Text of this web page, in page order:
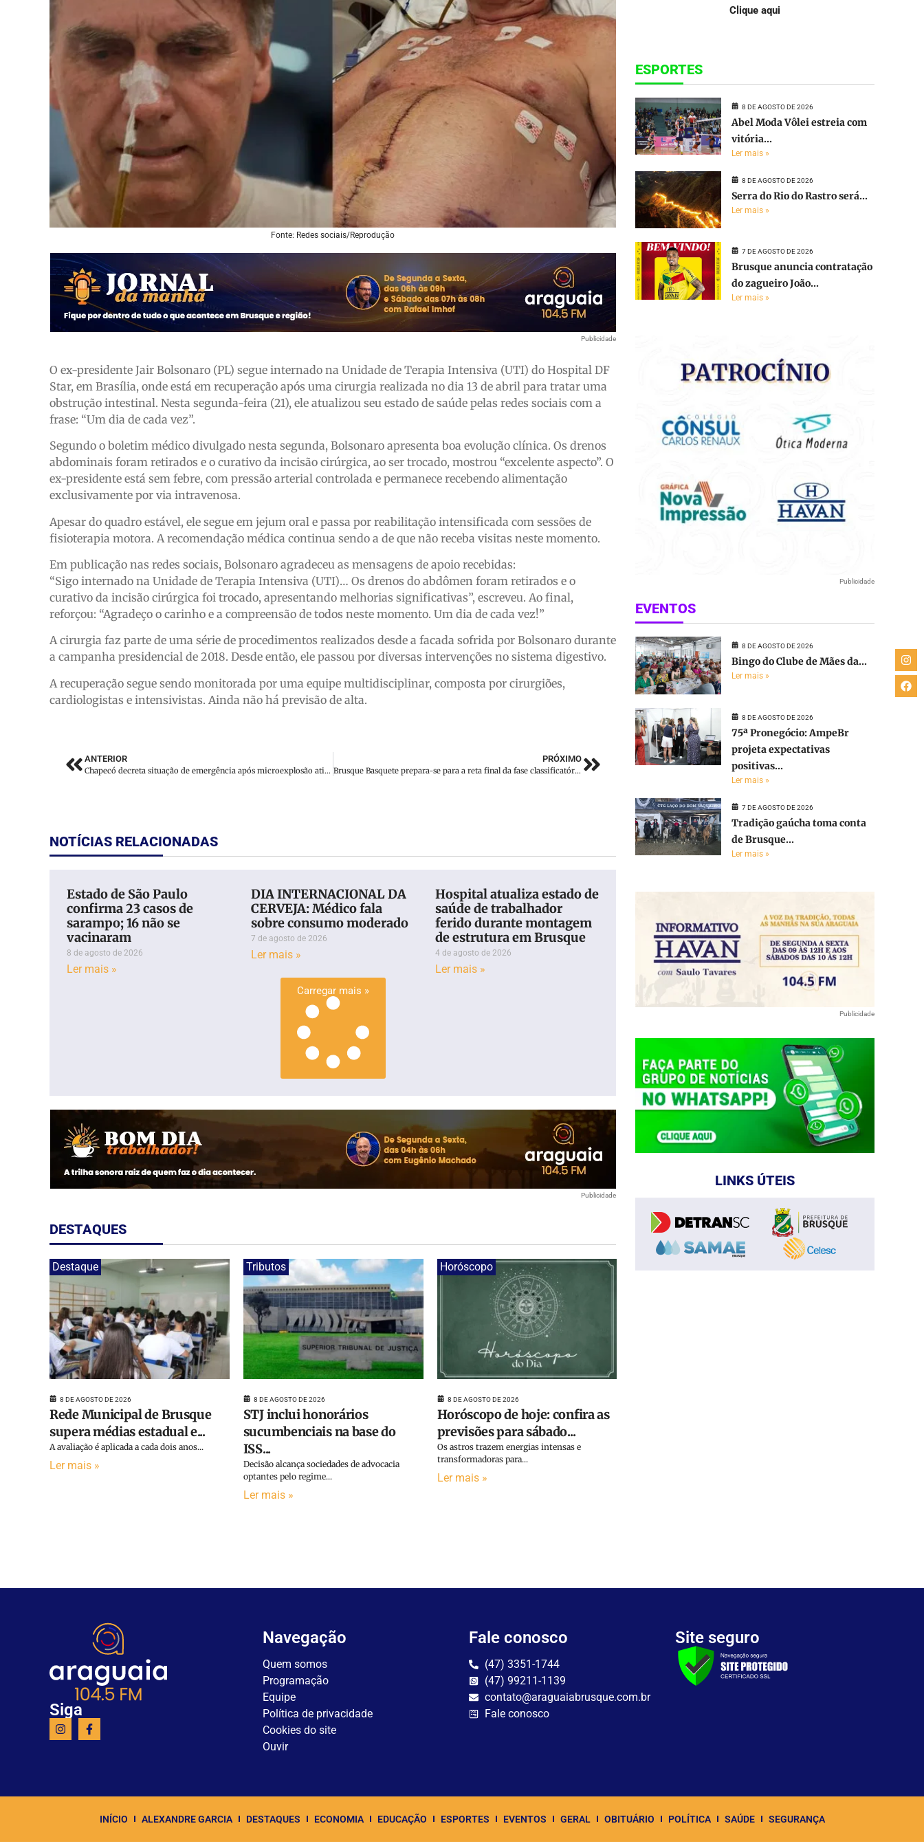
Fonte: Redes sociais/Reprodução
Publicidade
O ex-presidente Jair Bolsonaro (PL) segue internado na Unidade de Terapia Intensiva (UTI) do Hospital DF
Star, em Brasília, onde está em recuperação após uma cirurgia realizada no dia 13 de abril para tratar uma
obstrução intestinal. Nesta segunda-feira (21), ele atualizou seu estado de saúde pelas redes sociais com a
frase: “Um dia de cada vez”.
Segundo o boletim médico divulgado nesta segunda, Bolsonaro apresenta boa evolução clínica. Os drenos
abdominais foram retirados e o curativo da incisão cirúrgica, ao ser trocado, mostrou “excelente aspecto”. O
ex-presidente está sem febre, com pressão arterial controlada e permanece recebendo alimentação
exclusivamente por via intravenosa.
Apesar do quadro estável, ele segue em jejum oral e passa por reabilitação intensificada com sessões de
fisioterapia motora. A recomendação médica continua sendo a de que não receba visitas neste momento.
Em publicação nas redes sociais, Bolsonaro agradeceu as mensagens de apoio recebidas:
“Sigo internado na Unidade de Terapia Intensiva (UTI)… Os drenos do abdômen foram retirados e o
curativo da incisão cirúrgica foi trocado, apresentando melhorias significativas”, escreveu. Ao final,
reforçou: “Agradeço o carinho e a compreensão de todos neste momento. Um dia de cada vez!”
A cirurgia faz parte de uma série de procedimentos realizados desde a facada sofrida por Bolsonaro durante
a campanha presidencial de 2018. Desde então, ele passou por diversas intervenções no sistema digestivo.
A recuperação segue sendo monitorada por uma equipe multidisciplinar, composta por cirurgiões,
cardiologistas e intensivistas. Ainda não há previsão de alta.
ANTERIOR
Chapecó decreta situação de emergência após microexplosão atingir região Norte
PRÓXIMO
Brusque Basquete prepara-se para a reta final da fase classificatória do Brasileiro
NOTÍCIAS RELACIONADAS
Estado de São Paulo
confirma 23 casos de
sarampo; 16 não se
vacinaram
8 de agosto de 2026
Ler mais »
DIA INTERNACIONAL DA
CERVEJA: Médico fala
sobre consumo moderado
7 de agosto de 2026
Ler mais »
Hospital atualiza estado de
saúde de trabalhador
ferido durante montagem
de estrutura em Brusque
4 de agosto de 2026
Ler mais »
Carregar mais »
Publicidade
DESTAQUES
Destaque
8 DE AGOSTO DE 2026
Rede Municipal de Brusque
supera médias estadual e...
A avaliação é aplicada a cada dois anos...
Ler mais »
Tributos
8 DE AGOSTO DE 2026
STJ inclui honorários
sucumbenciais na base do
ISS...
Decisão alcança sociedades de advocacia
optantes pelo regime...
Ler mais »
Horóscopo
8 DE AGOSTO DE 2026
Horóscopo de hoje: confira as
previsões para sábado...
Os astros trazem energias intensas e
transformadoras para...
Ler mais »
Clique aqui
ESPORTES
8 DE AGOSTO DE 2026
Abel Moda Vôlei estreia com
vitória...
Ler mais »
8 DE AGOSTO DE 2026
Serra do Rio do Rastro será...
Ler mais »
7 DE AGOSTO DE 2026
Brusque anuncia contratação
do zagueiro João...
Ler mais »
Publicidade
EVENTOS
8 DE AGOSTO DE 2026
Bingo do Clube de Mães da...
Ler mais »
8 DE AGOSTO DE 2026
75ª Pronegócio: AmpeBr
projeta expectativas
positivas...
Ler mais »
7 DE AGOSTO DE 2026
Tradição gaúcha toma conta
de Brusque...
Ler mais »
Publicidade
LINKS ÚTEIS
Siga
Navegação
Quem somos
Programação
Equipe
Política de privacidade
Cookies do site
Ouvir
Fale conosco
(47) 3351-1744
(47) 99211-1139
contato@araguaiabrusque.com.br
Fale conosco
Site seguro
INÍCIO ALEXANDRE GARCIA DESTAQUES ECONOMIA EDUCAÇÃO ESPORTES EVENTOS GERAL OBITUÁRIO POLÍTICA SAÚDE SEGURANÇA